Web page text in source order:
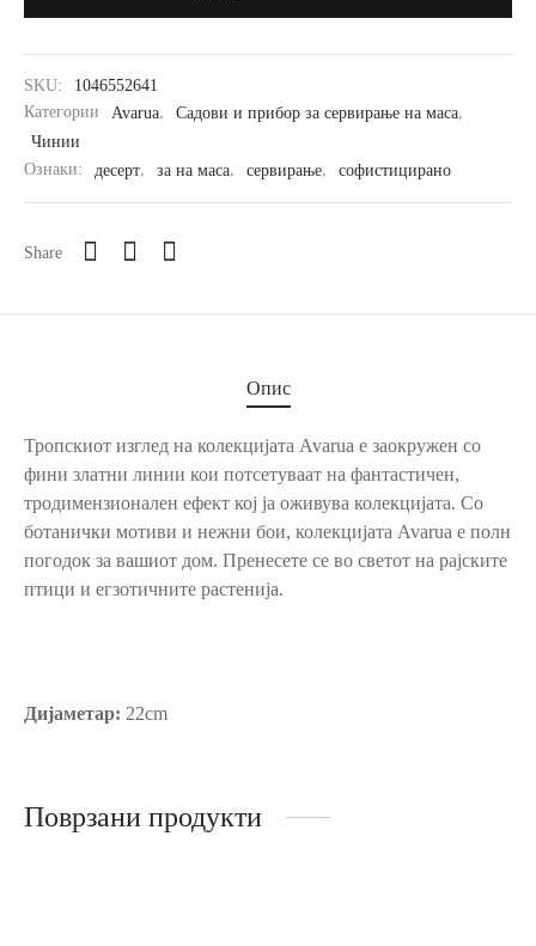
SKU:
1046552641
Категории
Avarua, Садови и прибор за сервирање на маса,
Чинии
Ознаки:
десерт, за на маса, сервирање, софистицирано
Share
Опис
Тропскиот изглед на колекцијата Avarua е заокружен со
фини златни линии кои потсетуваат на фантастичен,
тродимензионален ефект кој ја оживува колекцијата. Со
ботанички мотиви и нежни бои, колекцијата Avarua е полн
погодок за вашиот дом. Пренесете се во светот на рајските
птици и егзотичните растенија.
Дијаметар: 22cm
Поврзани продукти